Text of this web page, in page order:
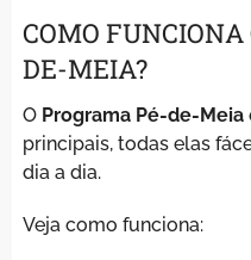
COMO
DE-MEIA?
O Programa Pé-de-Meia
principais, todas elas
dia a dia.
Veja como funciona: